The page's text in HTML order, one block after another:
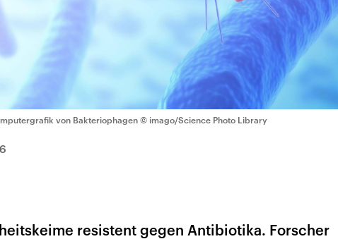
von Bakteriophagen © imago/Science Photo Library
resistent gegen Antibiotika. Forscher